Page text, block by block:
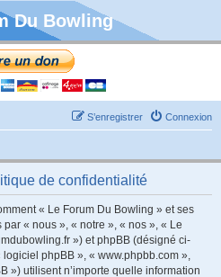
Du Bowling
Connexion
S’enregistrer
de confidentialité
« Le Forum Du Bowling » et ses
« nous », « notre », « nos », « Le
») et phpBB (désigné ci-
phpBB », « www.phpbb.com »,
») utilisent n’importe quelle information